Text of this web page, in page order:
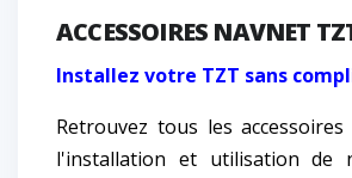
ACCESSOIRES NAVNET
Installez votre TZT sans
Retrouvez tous les accessoires
l'installation et utilisation de